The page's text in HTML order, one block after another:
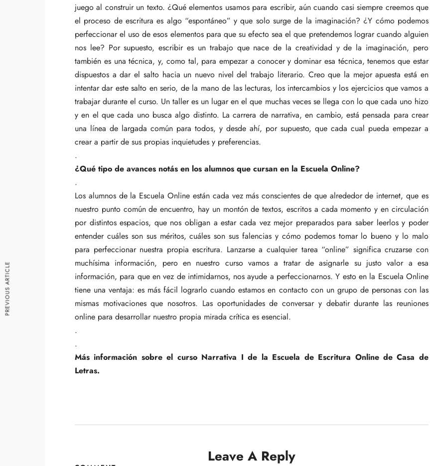
juego al construir un texto. ¿Qué elementos usamos para escribir, aún cuando casi siempre creemos que
el proceso de escritura es algo “espontáneo” y que solo surge de la imaginación? ¿Y cómo podemos
perfeccionar el uso de esos elementos para que su efecto sea el que pretendemos lograr cuando alguien
nos lee? Por supuesto, escribir es un trabajo que nace de la creatividad y de la imaginación, pero
también es una técnica, y, como tal, para empezar a conocer y dominar esa técnica, tenemos que estar
dispuestos a dar el salto hacia un nuevo nivel del trabajo literario. Creo que la mejor apuesta está en
intentar dar este salto en serio, de la mano de las lecturas, los intercambios y los ejercicios que vamos a
trabajar durante el curso. Un taller es un lugar en el que muchas veces se llega con lo que cada uno hizo
y en el que cada uno busca algo distinto. La carrera de narrativa, en cambio, está pensada para crear
una línea de largada común para todos, y desde ahí, por supuesto, que cada cual pueda empezar a
crear a partir de sus propias inquietudes y preferencias.
.
¿Qué tipo de avances notás en los alumnos que cursan en la Escuela Online?
.
Los alumnos de la Escuela Online están cada vez más conscientes de que alrededor de internet, que es
nuestro punto común de encuentro, hay un montón de textos, escritos a cada momento y en circulación
por distintos espacios, que nos obligan a estar cada vez mejor preparados para saber leerlos y poder
entender cuáles son sus méritos, cuáles son sus falencias y cómo podemos tomar lo bueno y lo malo
para perfeccionar nuestra propia escritura. Lanzarse a cualquier tarea “online” significa cruzarse con
muchísima información, pero en nuestro curso vamos a tratar de asignarle su justo valor a esa
información, para que en vez de intimidarnos, nos ayude a perfeccionarnos. Y esto en la Escuela Online
tiene una ventaja: es más fácil lograrlo cuando estamos en contacto con un grupo de personas con las
mismas motivaciones que nosotros. Las oportunidades de conversar y debatir durante las reuniones
online para desarrollar nuestro propia mirada crítica es esencial.
.
.
Más información sobre el curso Narrativa I de la Escuela de Escritura Online de Casa de
Letras.
Leave A Reply
PREVIOUS ARTICLE